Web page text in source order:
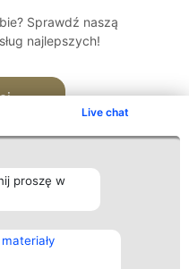
Live chat
proszę w
Sprawdź naszą
najlepszych!
Kontakt
Kontakt